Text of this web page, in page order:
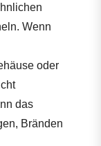
Wenn
oder
das
Bränden